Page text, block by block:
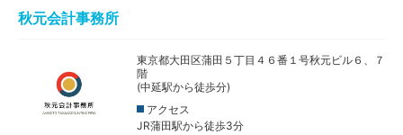
秋元会計事務所
東京都大田区蒲田５丁目４６番１号秋元ビル６、７
階
(中延駅から徒歩分)
アクセス
JR蒲田駅から徒歩3分